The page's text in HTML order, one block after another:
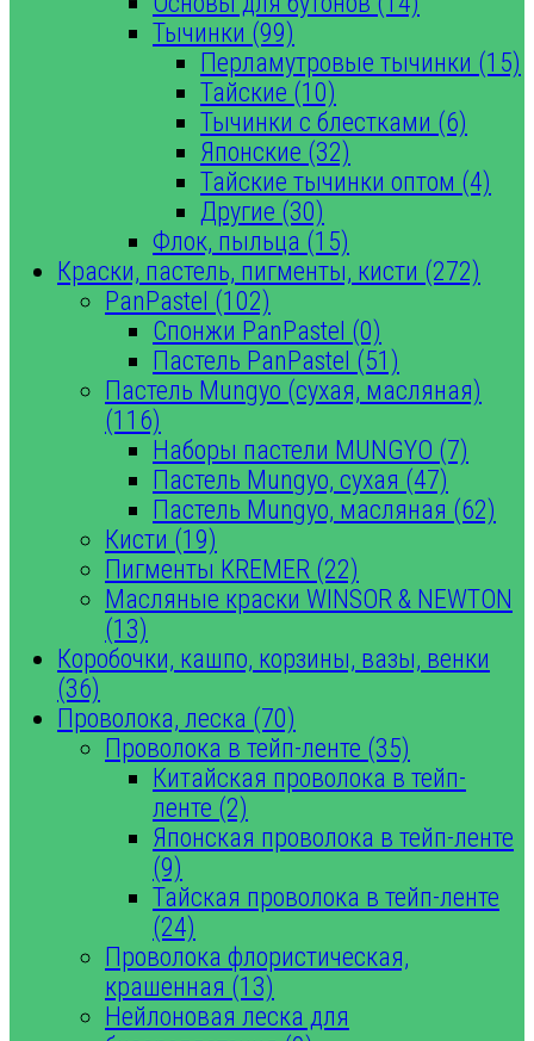
Тычинки (99)
Перламутровые тычинки (15)
Тайские (10)
Тычинки с блестками (6)
Японские (32)
Тайские тычинки оптом (4)
Другие (30)
Флок, пыльца (15)
Краски, пастель, пигменты, кисти (272)
PanPastel (102)
Спонжи PanPastel (0)
Пастель PanPastel (51)
Пастель Mungyo (сухая, масляная)
(116)
Наборы пастели MUNGYO (7)
Пастель Mungyo, сухая (47)
Пастель Mungyo, масляная (62)
Кисти (19)
Пигменты KREMER (22)
Масляные краски WINSOR & NEWTON
(13)
Коробочки, кашпо, корзины, вазы, венки
(36)
Проволока, леска (70)
Проволока в тейп-ленте (35)
Китайская проволока в тейп-
ленте (2)
Японская проволока в тейп-ленте
(9)
Тайская проволока в тейп-ленте
(24)
Проволока флористическая,
крашенная (13)
Нейлоновая леска для